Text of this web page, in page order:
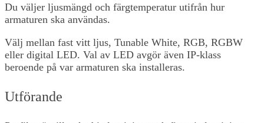
Du väljer ljusmängd och färgtemperatur utifrån hur
armaturen ska användas.
Välj mellan fast vitt ljus, Tunable White, RGB, RGBW
eller digital LED. Val av LED avgör även IP-klass
beroende på var armaturen ska installeras.
Utförande